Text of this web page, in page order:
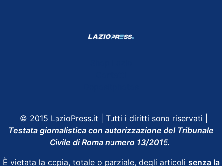
© 2015 LazioPress.it | Tutti i diritti sono riservati |
Testata giornalistica con autorizzazione del Tribunale
Civile di Roma numero 13/2015.
È vietata la copia, totale o parziale, degli articoli senza la